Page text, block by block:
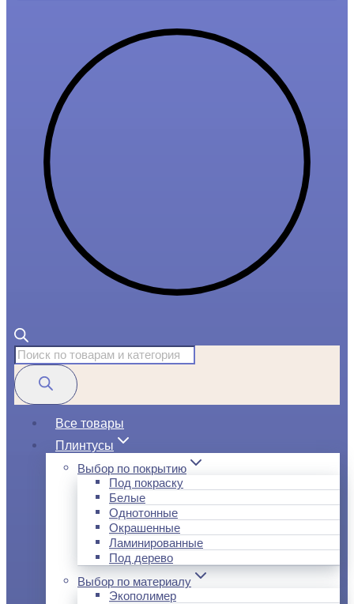
Поиск
товаров
Все товары
Плинтусы
Выбор по покрытию
Под покраску
Белые
Однотонные
Окрашенные
Ламинированные
Под дерево
Выбор по материалу
Экополимер